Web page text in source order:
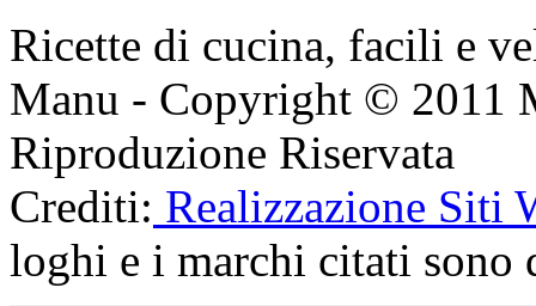
Ricette di cucina, facili e
Manu - Copyright © 2011
Riproduzione Riservata
Crediti: Realizzazione Siti
loghi e i marchi citati